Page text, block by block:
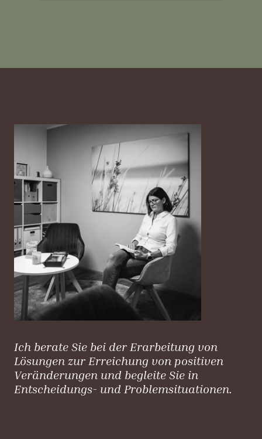
Ich berate Sie bei der Erarbeitung von
Lösungen zur Erreichung von positiven
Veränderungen und begleite Sie in
Entscheidungs- und Problemsituationen.